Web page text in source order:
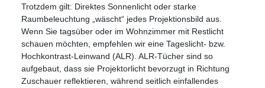
Trotzdem gilt: Direktes Sonnenlicht oder starke
Raumbeleuchtung „wäscht“ jedes Projektionsbild aus.
Wenn Sie tagsüber oder im Wohnzimmer mit Restlicht
schauen möchten, empfehlen wir eine Tageslicht- bzw.
Hochkontrast-Leinwand (ALR). ALR-Tücher sind so
aufgebaut, dass sie Projektorlicht bevorzugt in Richtung
Zuschauer reflektieren, während seitlich einfallendes